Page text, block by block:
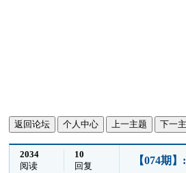
返回论坛 个人中心 上一主题 下一
2034
阅读
10
回复
【074期